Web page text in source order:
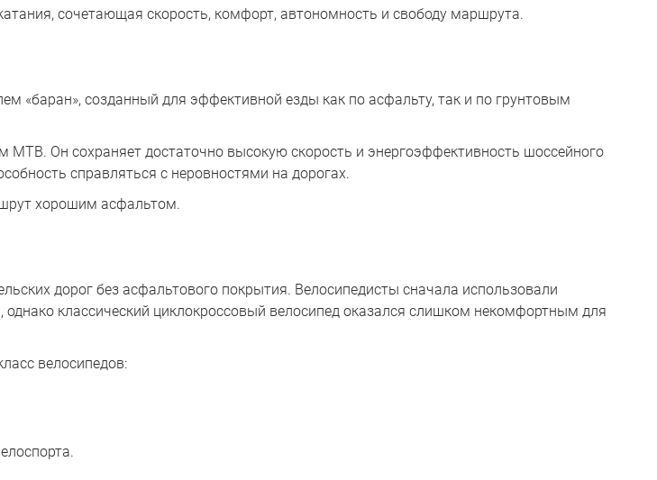
сочетающая скорость, комфорт, автономность и свободу маршрута.
«баран», созданный для эффективной езды как по асфальту, так и по грунтовым
Он сохраняет достаточно высокую скорость и энергоэффективность шоссейного
справляться с неровностями на дорогах.
хорошим асфальтом.
дорог без асфальтового покрытия. Велосипедисты сначала использовали
классический циклокроссовый велосипед оказался слишком некомфортным для
велосипедов: